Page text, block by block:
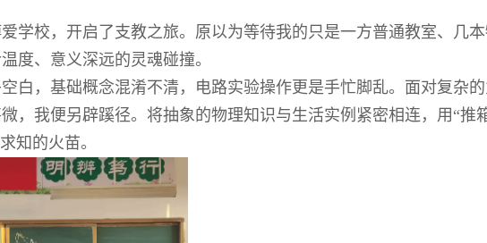
学校，开启了支教之旅。原以为等待我的只是一方普通教室、几
度、意义深远的灵魂碰撞。
白，基础概念混淆不清，电路实验操作更是手忙脚乱。面对复杂
我便另辟蹊径。将抽象的物理知识与生活实例紧密相连，用“推
知的火苗。